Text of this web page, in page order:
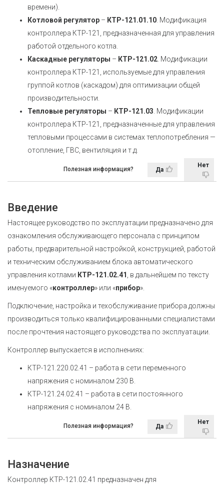
времени).
Котловой регулятор – КТР-121.01.10 . Модификация
контроллера КТР-121, предназначенная для управления
работой отдельного котла.
Каскадные регуляторы – КТР-121.02 . Модификации
контроллера КТР-121, используемые для управления
группой котлов (каскадом) для оптимизации общей
производительности.
Тепловые регуляторы – КТР-121.03 . Модификации
контроллера КТР-121, предназначенные для управления
тепловыми процессами в системах теплопотребления —
отопление, ГВС, вентиляция и т.д.
Полезная информация? Да
Нет
Введение
Настоящее руководство по эксплуатации предназначено для
ознакомления обслуживающего персонала с принципом
работы, предварительной настройкой, конструкцией, работой
и техническим обслуживанием блока автоматического
управления котлами КТР-121.02.41
, в дальнейшем по тексту
именуемого «контроллер» или «прибор».
Подключение, настройка и техобслуживание прибора должны
производиться только квалифицированными специалистами
после прочтения настоящего руководства по эксплуатации.
Контроллер выпускается в исполнениях:
КТР-121.220.02.41 – работа в сети переменного
напряжения с номиналом 230 В.
КТР-121.24.02.41 – работа в сети постоянного
напряжения с номиналом 24 В.
Полезная информация? Да
Нет
Назначение
Контроллер КТР-121.02.41 предназначен для